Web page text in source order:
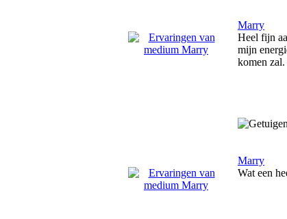
Marry
Heel fijn
mijn
komen
Marry
Wat een